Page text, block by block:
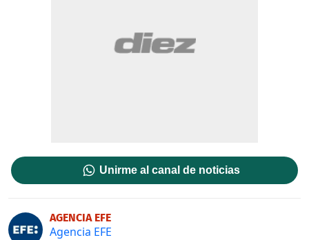
Unirme al canal de noticias
AGENCIA EFE
Agencia EFE